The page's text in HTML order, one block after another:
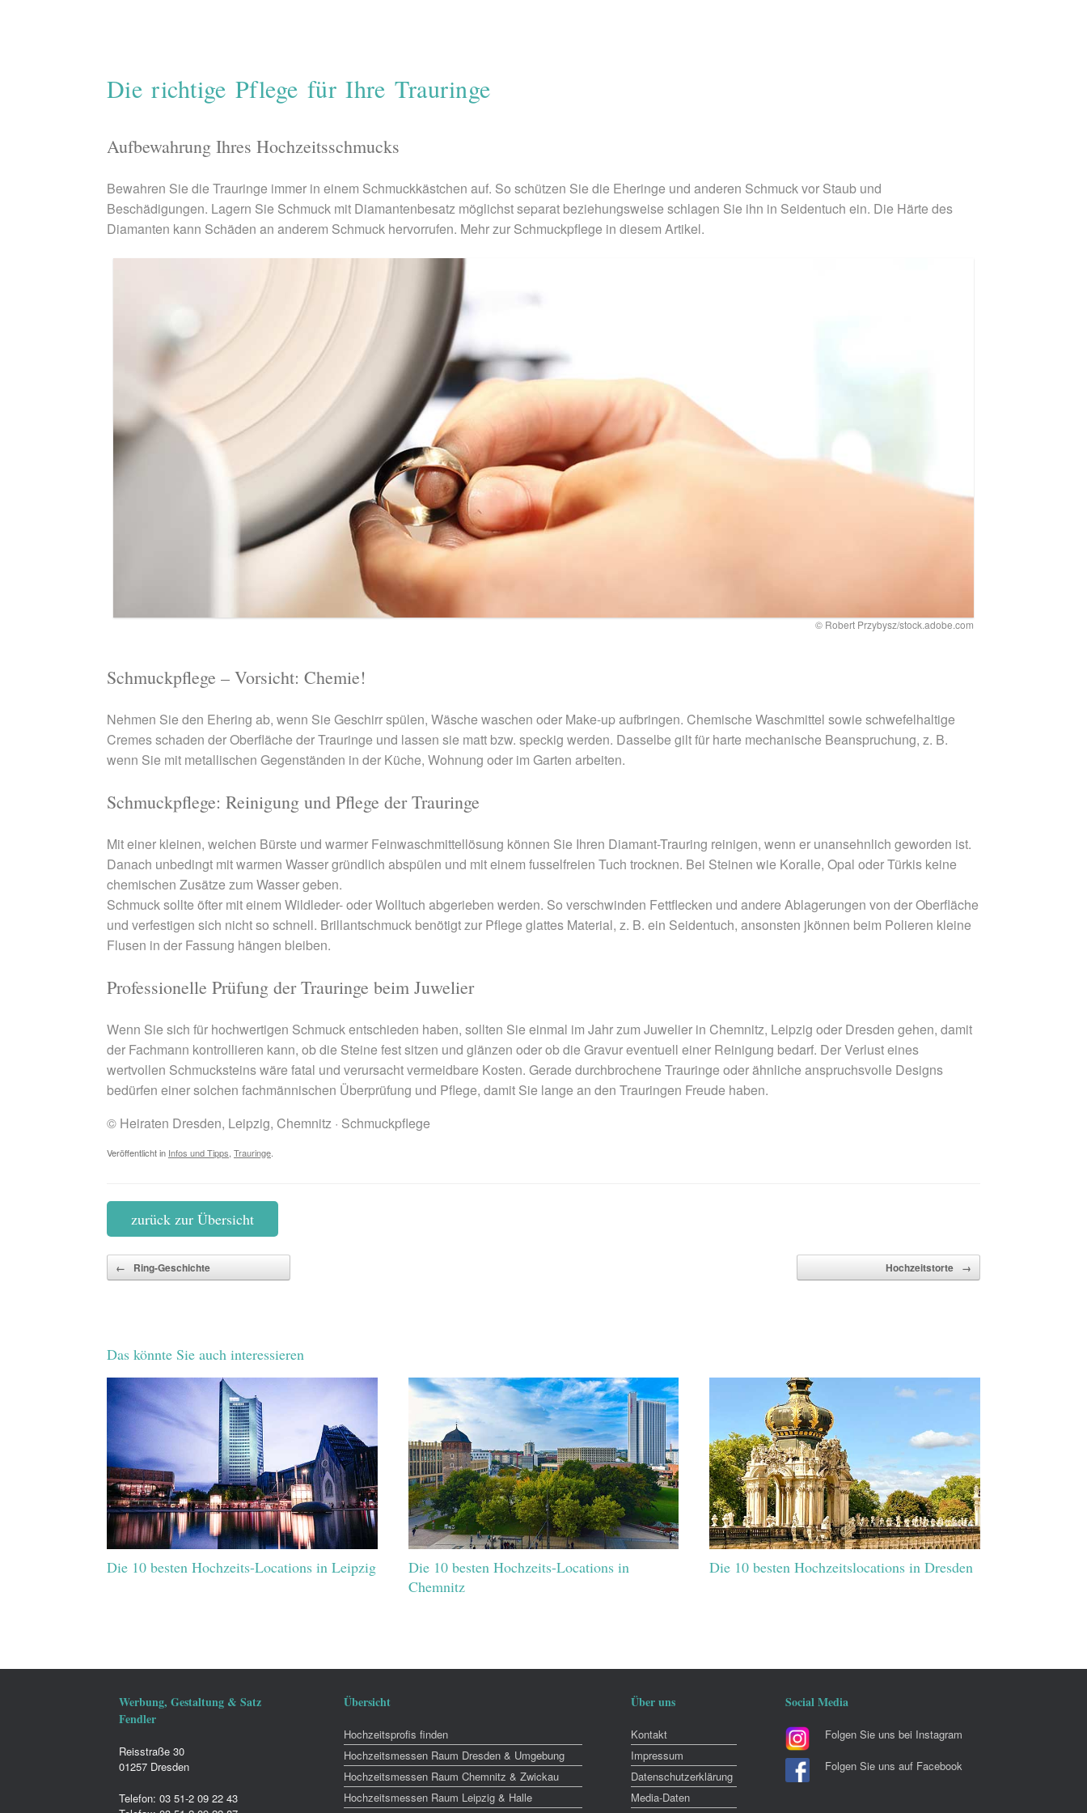
Die richtige Pflege für Ihre Trauringe
Aufbewahrung Ihres Hochzeitsschmucks
Bewahren Sie die Trauringe immer in einem Schmuckkästchen auf. So schützen Sie die Eheringe und anderen Schmuck vor Staub und
Beschädigungen. Lagern Sie Schmuck mit Diamantenbesatz möglichst separat beziehungsweise schlagen Sie ihn in Seidentuch ein. Die Härte des
Diamanten kann Schäden an anderem Schmuck hervorrufen. Mehr zur Schmuckpflege in diesem Artikel.
© Robert Przybysz/stock.adobe.com
Schmuckpflege – Vorsicht: Chemie!
Nehmen Sie den Ehering ab, wenn Sie Geschirr spülen, Wäsche waschen oder Make-up aufbringen. Chemische Waschmittel sowie schwefelhaltige
Cremes schaden der Oberfläche der Trauringe und lassen sie matt bzw. speckig werden. Dasselbe gilt für harte mechanische Beanspruchung, z. B.
wenn Sie mit metallischen Gegenständen in der Küche, Wohnung oder im Garten arbeiten.
Schmuckpflege: Reinigung und Pflege der Trauringe
Mit einer kleinen, weichen Bürste und warmer Feinwaschmittellösung können Sie Ihren Diamant-Trauring reinigen, wenn er unansehnlich geworden ist.
Danach unbedingt mit warmen Wasser gründlich abspülen und mit einem fusselfreien Tuch trocknen. Bei Steinen wie Koralle, Opal oder Türkis keine
chemischen Zusätze zum Wasser geben.
Schmuck sollte öfter mit einem Wildleder- oder Wolltuch abgerieben werden. So verschwinden Fettflecken und andere Ablagerungen von der Oberfläche
und verfestigen sich nicht so schnell. Brillantschmuck benötigt zur Pflege glattes Material, z. B. ein Seidentuch, ansonsten jkönnen beim Polieren kleine
Flusen in der Fassung hängen bleiben.
Professionelle Prüfung der Trauringe beim Juwelier
Wenn Sie sich für hochwertigen Schmuck entschieden haben, sollten Sie einmal im Jahr zum Juwelier in Chemnitz, Leipzig oder Dresden gehen, damit
der Fachmann kontrollieren kann, ob die Steine fest sitzen und glänzen oder ob die Gravur eventuell einer Reinigung bedarf. Der Verlust eines
wertvollen Schmucksteins wäre fatal und verursacht vermeidbare Kosten. Gerade durchbrochene Trauringe oder ähnliche anspruchsvolle Designs
bedürfen einer solchen fachmännischen Überprüfung und Pflege, damit Sie lange an den Trauringen Freude haben.
© Heiraten Dresden, Leipzig, Chemnitz · Schmuckpflege
Veröffentlicht in Infos und Tipps, Trauringe.
zurück zur Übersicht
Beitragsnavigation
← Ring-Geschichte Hochzeitstorte →
Das könnte Sie auch interessieren
Die 10 besten Hochzeits-Locations in Leipzig
Die 10 besten Hochzeits-Locations in
Chemnitz
Die 10 besten Hochzeitslocations in Dresden
Werbung, Gestaltung & Satz
Fendler
Reisstraße 30
01257 Dresden
Telefon: 03 51-2 09 22 43
Übersicht
Hochzeitsprofis finden
Hochzeitsmessen Raum Dresden & Umgebung
Hochzeitsmessen Raum Chemnitz & Zwickau
Hochzeitsmessen Raum Leipzig & Halle
Über uns
Kontakt
Impressum
Datenschutzerklärung
Media-Daten
Social Media
Folgen Sie uns bei Instagram
Folgen Sie uns auf Facebook